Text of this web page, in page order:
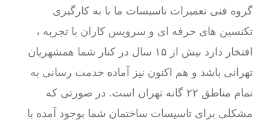
گروه فنی تعمیرات تاسیسات ما با به‌ کارگیری
تکنسین های حرفه ای و سرویس کاران با تجربه ،
افتخار دارد بیش از ۱۵ سال در کنار شما همشهریان
تهرانی باشد و هم اکنون نیز آماده خدمت رسانی به
تمام مناطق ۲۲ گانه تهران است. در صورتی که
مشکلی برای تاسیسات ساختمان شما بوجود آمده با